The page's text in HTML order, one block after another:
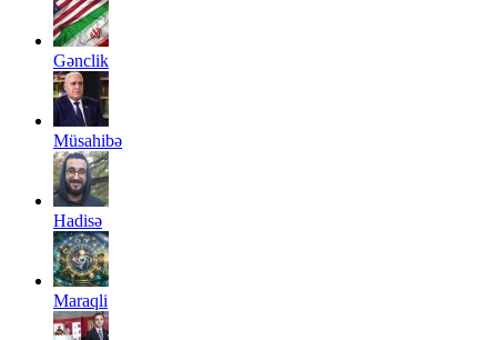
Gənclik
Müsahibə
Hadisə
Maraqli